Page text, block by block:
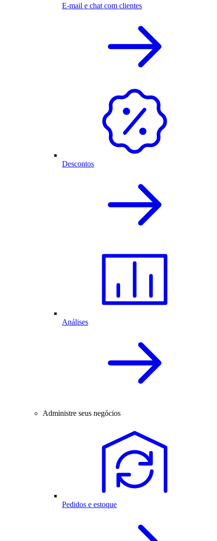
E-mail e chat com clientes
Descontos
Análises
Administre seus negócios
Pedidos e estoque